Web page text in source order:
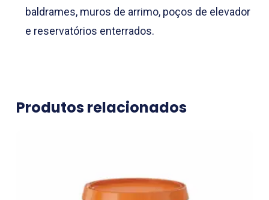
baldrames, muros de arrimo, poços de elevador
e reservatórios enterrados.
Produtos relacionados